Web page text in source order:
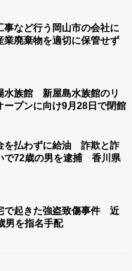
事など行う岡山市の会社に
廃棄物を適切に保管せず
水族館 新屋島水族館のリ
ープンに向け9月28日で閉館
を払わずに給油 詐欺と詐
で72歳の男を逮捕 香川県
で起きた強盗致傷事件 近
男を指名手配